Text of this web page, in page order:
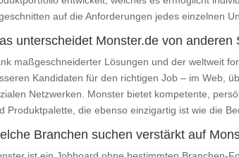
auf die Anforderungen jedes einzelnen
unterscheidet Monster.de von anderen
maßgeschneiderter Lösungen und der weltweit
Kandidaten für den richtigen Job – im Web,
Netzwerken. Monster bietet kompetente,
Produktpalette, die ebenso einzigartig ist wie die
Branchen suchen verstärkt auf